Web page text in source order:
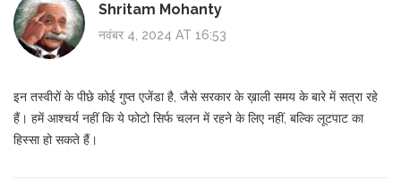
Shritam Mohanty
नवंबर 4, 2024 AT 16:53
इन तस्वीरों के पीछे कोई गुप्त एजेंडा है, जैसे सरकार के ख़ाली समय के बारे में सत्रा रहे
हैं। हमें आश्चर्य नहीं कि ये फोटो सिर्फ चलन में रहने के लिए नहीं, बल्कि लूटपाट का
हिस्सा हो सकते हैं।